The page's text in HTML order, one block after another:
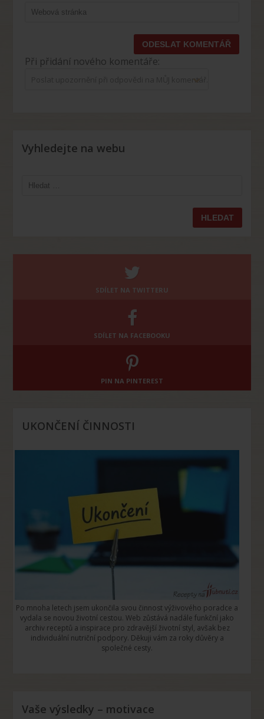
Při přidání nového komentáře:
Vyhledejte na webu
Vyhledávání
SDÍLET NA TWITTERU
SDÍLET NA FACEBOOKU
PIN NA PINTEREST
UKONČENÍ ČINNOSTI
Po mnoha letech jsem ukončila svou činnost výživového poradce a
vydala se novou životní cestou. Web zůstává nadále funkční jako
archiv receptů a inspirace pro zdravější životní styl, avšak bez
individuální nutriční podpory. Děkuji vám za roky důvěry a
společné cesty.
Vaše výsledky – motivace